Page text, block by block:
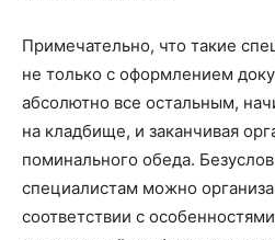
Примечательно, что такие
не только с оформлением
абсолютно все остальным,
на кладбище, и заканчивая
поминального обеда.
специалистам можно
соответствии с